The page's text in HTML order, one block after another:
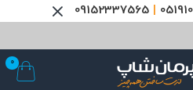
09152337565
0